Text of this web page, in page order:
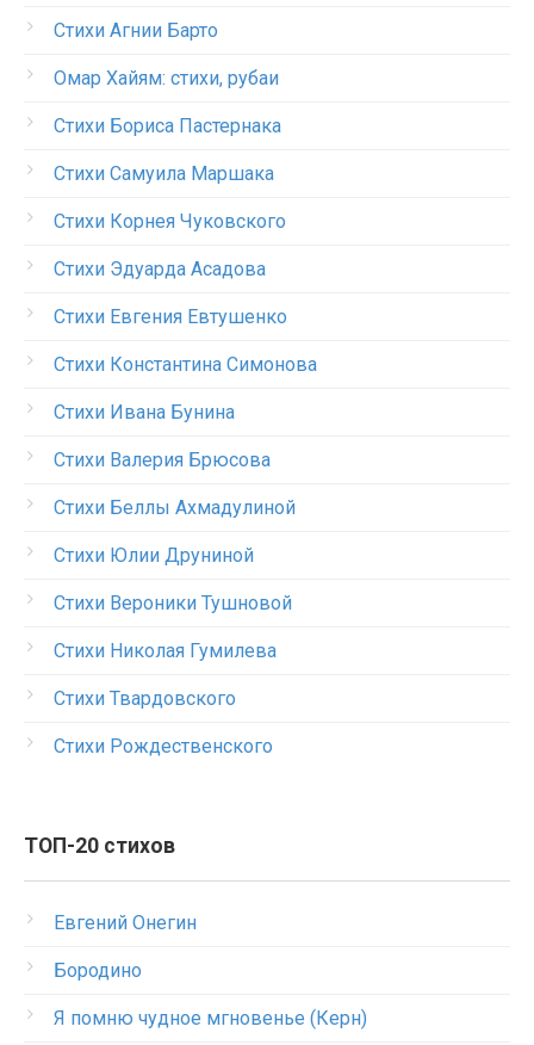
Стихи Агнии Барто
Омар Хайям: стихи, рубаи
Стихи Бориса Пастернака
Стихи Самуила Маршака
Стихи Корнея Чуковского
Стихи Эдуарда Асадова
Стихи Евгения Евтушенко
Стихи Константина Симонова
Стихи Ивана Бунина
Стихи Валерия Брюсова
Стихи Беллы Ахмадулиной
Стихи Юлии Друниной
Стихи Вероники Тушновой
Стихи Николая Гумилева
Стихи Твардовского
Стихи Рождественского
ТОП-20 стихов
Евгений Онегин
Бородино
Я помню чудное мгновенье (Керн)